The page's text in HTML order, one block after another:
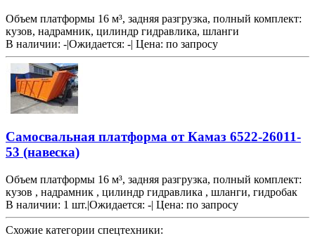
Объем платформы 16 м³, задняя разгрузка, полный комплект:
кузов, надрамник, цилиндр гидравлика, шланги
В наличии: -|Ожидается: -| Цена: по запросу
Самосвальная платформа от Камаз 6522-26011-
53 (навеска)
Объем платформы 16 м³, задняя разгрузка, полный комплект:
кузов , надрамник , цилиндр гидравлика , шланги, гидробак
В наличии: 1 шт.|Ожидается: -| Цена: по запросу
Схожие категории спецтехники: